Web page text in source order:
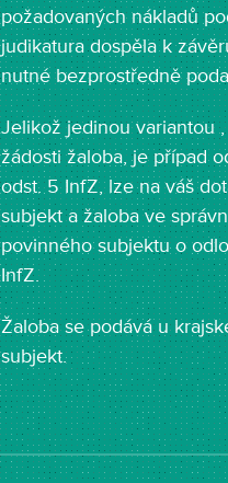
požadovaných nákladů
judikatura dospěla k
nutné bezprostředně
Jelikož jedinou variantou
žádosti žaloba, je případ
odst. 5 InfZ, lze na váš
subjekt a žaloba ve
povinného subjektu o
InfZ.
Žaloba se podává u
subjekt.